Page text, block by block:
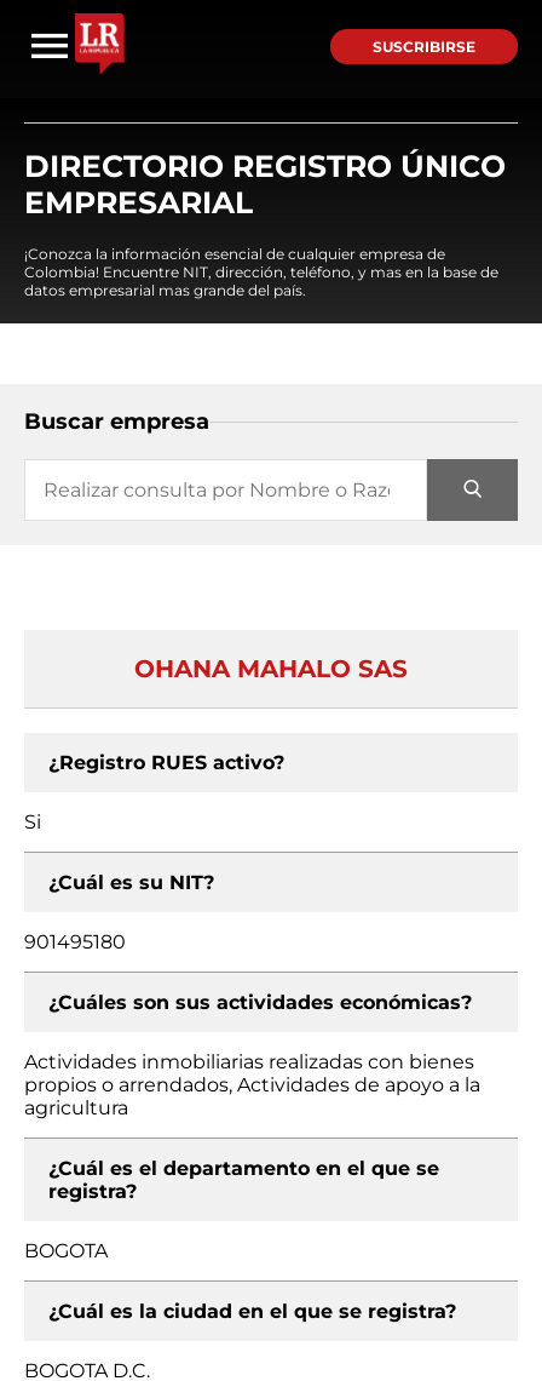
SUSCRIBIRSE
DIRECTORIO REGISTRO ÚNICO
EMPRESARIAL
¡Conozca la información esencial de cualquier empresa de
Colombia! Encuentre NIT, dirección, teléfono, y mas en la base de
datos empresarial mas grande del país.
Buscar empresa
OHANA MAHALO SAS
¿Registro RUES activo?
Si
¿Cuál es su NIT?
901495180
¿Cuáles son sus actividades económicas?
Actividades inmobiliarias realizadas con bienes
propios o arrendados, Actividades de apoyo a la
agricultura
¿Cuál es el departamento en el que se
registra?
BOGOTA
¿Cuál es la ciudad en el que se registra?
BOGOTA D.C.